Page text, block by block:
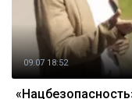
09.07 18:52